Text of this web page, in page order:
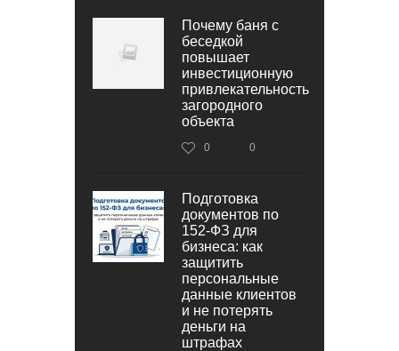
Почему баня с
беседкой
повышает
инвестиционную
привлекательность
загородного
объекта
0 0
Подготовка
документов по
152‑ФЗ для
бизнеса: как
защитить
персональные
данные клиентов
и не потерять
деньги на
штрафах